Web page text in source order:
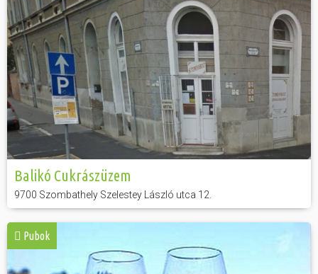
Balikó Cukrászüzem
9700 Szombathely Szelestey László utca 12.
Pubok